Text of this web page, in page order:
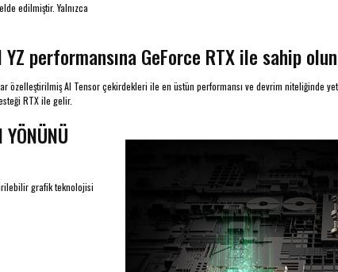
edilmiştir. Yalnızca
performansına GeForce RTX ile sahip
özelleştirilmiş AI Tensor çekirdekleri ile en üstün performansı ve devrim niteliğinde
RTX ile gelir.
grafik teknolojisi